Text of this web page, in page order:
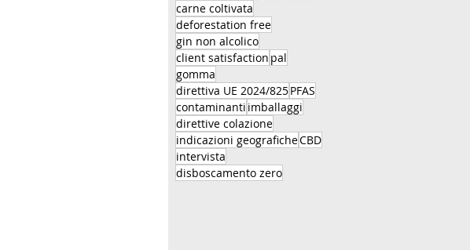
carne coltivata
deforestation free
gin non alcolico
client satisfaction pal
gomma
direttiva UE 2024/825PFAS
contaminanti imballaggi
direttive colazione
indicazioni geograficheCBD
intervista
disboscamento zero